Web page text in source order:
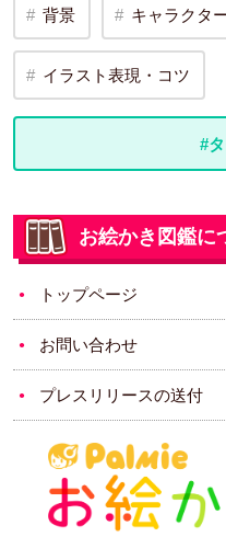
背景 キャラクタ
イラスト表現・コツ
#
お絵かき図鑑に
トップページ
お問い合わせ
プレスリリースの送付